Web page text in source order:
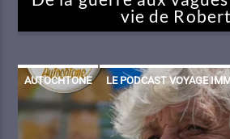
vie de
AUTOCHTONE LE PODCAST VOYAGE